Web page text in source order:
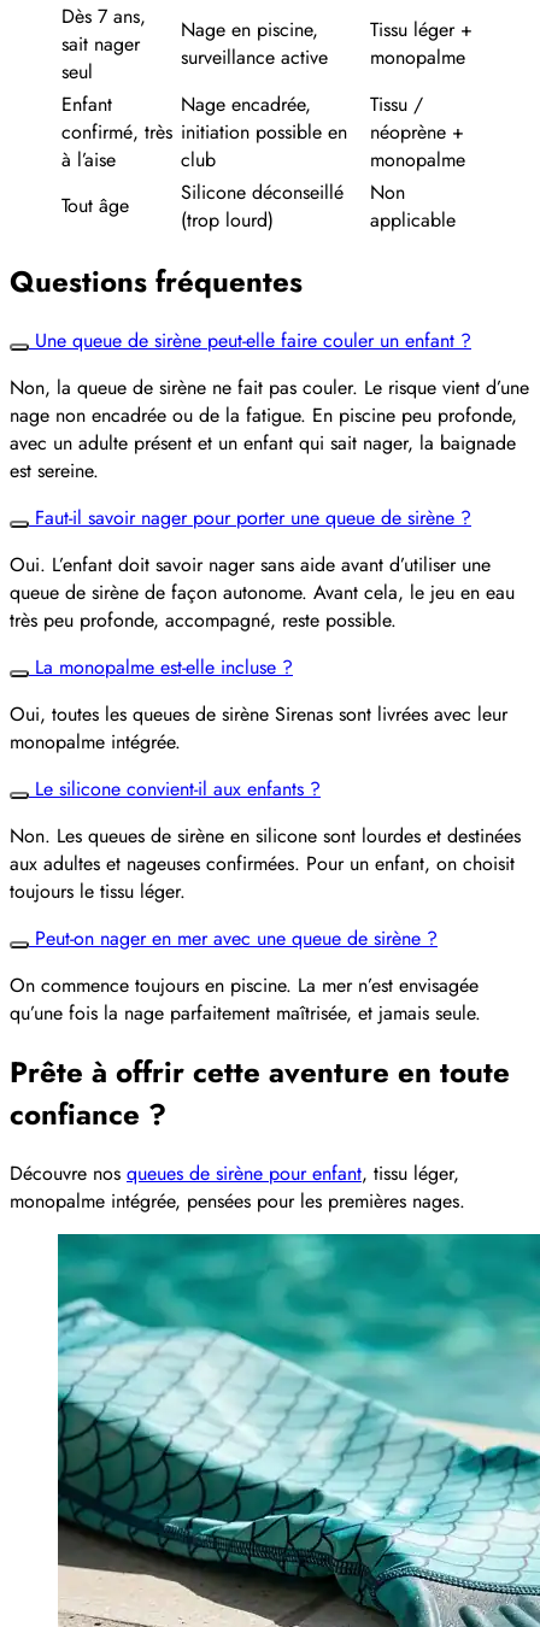
Dès 7 ans,
sait nager
seul
Nage en piscine,
surveillance active
Tissu léger +
monopalme
Enfant
confirmé, très
à l’aise
Nage encadrée,
initiation possible en
club
Tissu /
néoprène +
monopalme
Tout âge
Silicone déconseillé
(trop lourd)
Non
applicable
Questions fréquentes
Une queue de sirène peut-elle faire couler un enfant ?
Non, la queue de sirène ne fait pas couler. Le risque vient d’une
nage non encadrée ou de la fatigue. En piscine peu profonde,
avec un adulte présent et un enfant qui sait nager, la baignade
est sereine.
Faut-il savoir nager pour porter une queue de sirène ?
Oui. L’enfant doit savoir nager sans aide avant d’utiliser une
queue de sirène de façon autonome. Avant cela, le jeu en eau
très peu profonde, accompagné, reste possible.
La monopalme est-elle incluse ?
Oui, toutes les queues de sirène Sirenas sont livrées avec leur
monopalme intégrée.
Le silicone convient-il aux enfants ?
Non. Les queues de sirène en silicone sont lourdes et destinées
aux adultes et nageuses confirmées. Pour un enfant, on choisit
toujours le tissu léger.
Peut-on nager en mer avec une queue de sirène ?
On commence toujours en piscine. La mer n’est envisagée
qu’une fois la nage parfaitement maîtrisée, et jamais seule.
Prête à offrir cette aventure en toute
confiance ?
Découvre nos queues de sirène pour enfant, tissu léger,
monopalme intégrée, pensées pour les premières nages.